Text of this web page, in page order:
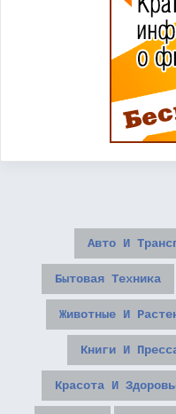
Авто И
Бытовая Техника
Животные И
Книги И
Красота И